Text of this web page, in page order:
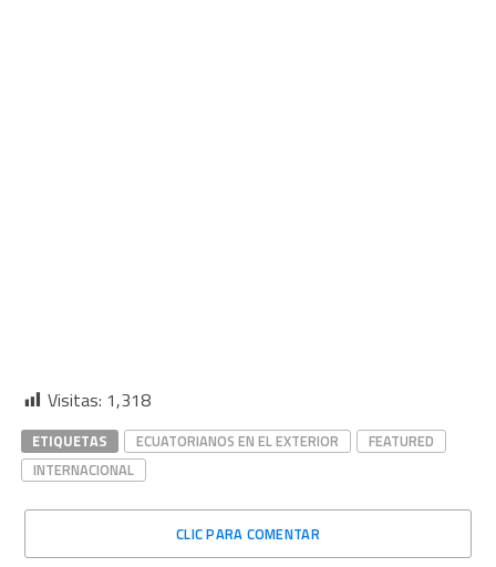
Visitas: 1,318
ETIQUETAS ECUATORIANOS EN EL EXTERIOR
FEATURED
INTERNACIONAL
CLIC PARA COMENTAR